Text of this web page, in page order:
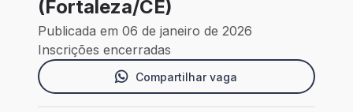
(Fortaleza/CE)
Publicada em 06 de janeiro de 2026
Inscrições encerradas
Compartilhar vaga